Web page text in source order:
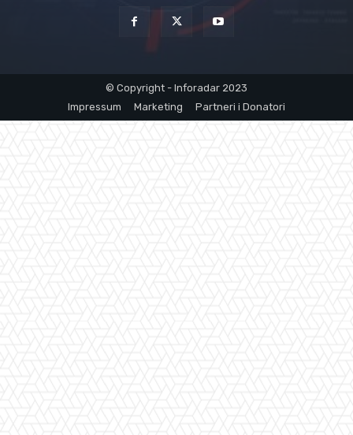
© Copyright - Inforadar 2023
Impressum
Marketing Partneri i Donatori